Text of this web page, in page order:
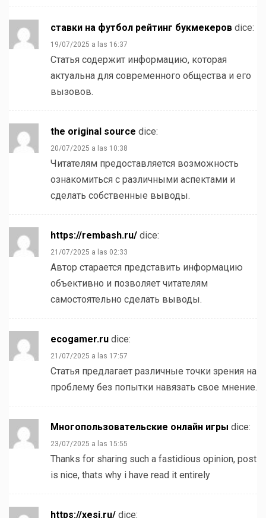
ставки на футбол рейтинг букмекеров dice:
19/07/2025 a las 16:37
Статья содержит информацию, которая
актуальна для современного общества и его
вызовов.
the original source dice:
20/07/2025 a las 10:38
Читателям предоставляется возможность
ознакомиться с различными аспектами и
сделать собственные выводы.
https://rembash.ru/ dice:
21/07/2025 a las 02:33
Автор старается представить информацию
объективно и позволяет читателям
самостоятельно сделать выводы.
ecogamer.ru dice:
21/07/2025 a las 17:57
Статья предлагает различные точки зрения на
проблему без попытки навязать свое мнение.
Многопользовательские онлайн игры dice:
23/07/2025 a las 15:55
Thanks for sharing such a fastidious opinion, post
is nice, thats why i have read it entirely
https://xesi.ru/ dice: